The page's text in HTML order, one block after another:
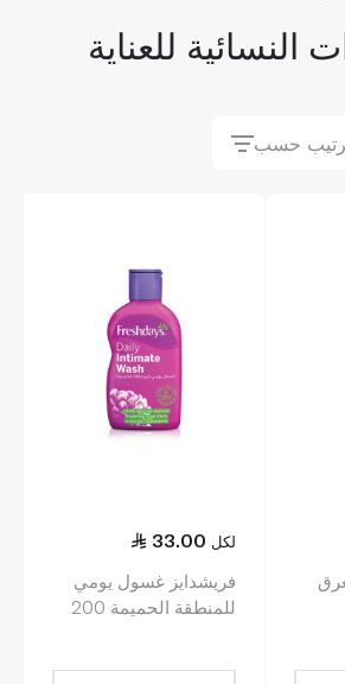
للعناية
حسب
33.00 لكل
فريشدايز غسول يومي
للمنطقة الحميمة 200